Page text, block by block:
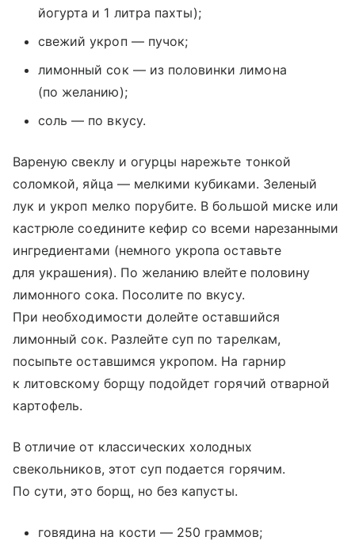
йогурта и 1 литра пахты);
свежий укроп — пучок;
лимонный сок — из половинки лимона
(по желанию);
соль — по вкусу.
Вареную свеклу и огурцы нарежьте тонкой
соломкой, яйца — мелкими кубиками. Зеленый
лук и укроп мелко порубите. В большой миске или
кастрюле соедините кефир со всеми нарезанными
ингредиентами (немного укропа оставьте
для украшения). По желанию влейте половину
лимонного сока. Посолите по вкусу.
При необходимости долейте оставшийся
лимонный сок. Разлейте суп по тарелкам,
посыпьте оставшимся укропом. На гарнир
к литовскому борщу подойдет горячий отварной
картофель.
В отличие от классических холодных
свекольников, этот суп подается горячим.
По сути, это борщ, но без капусты.
говядина на кости — 250 граммов;